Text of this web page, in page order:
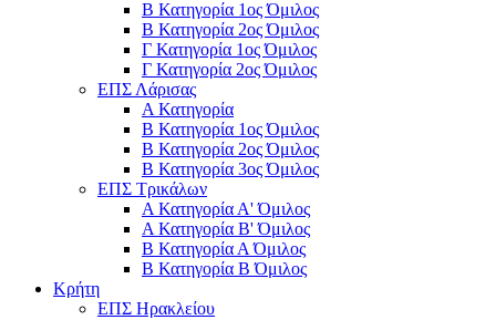
Β Κατηγορία 1ος Όμιλος
Β Κατηγορία 2ος Όμιλος
Γ Κατηγορία 1ος Όμιλος
Γ Κατηγορία 2ος Όμιλος
ΕΠΣ Λάρισας
Α Κατηγορία
Β Κατηγορία 1ος Όμιλος
Β Κατηγορία 2ος Όμιλος
Β Κατηγορία 3ος Όμιλος
ΕΠΣ Τρικάλων
Α Κατηγορία Α' Όμιλος
Α Κατηγορία Β' Όμιλος
Β Κατηγορία Α Όμιλος
Β Κατηγορία Β Όμιλος
Κρήτη
ΕΠΣ Ηρακλείου